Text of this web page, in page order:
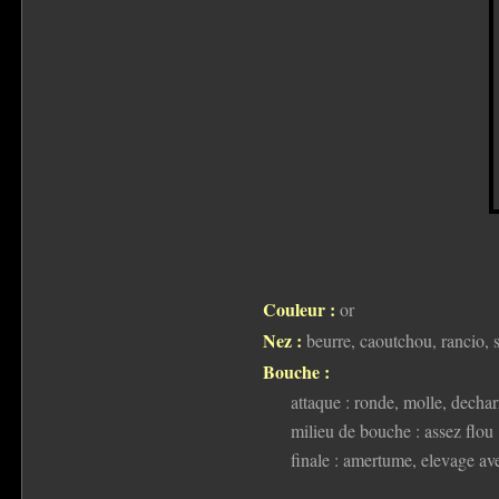
Couleur : or
Nez : beurre, caoutchou, rancio,
Bouche :
attaque : ronde, molle,
milieu de bouche : assez flou
finale : amertume, elevage